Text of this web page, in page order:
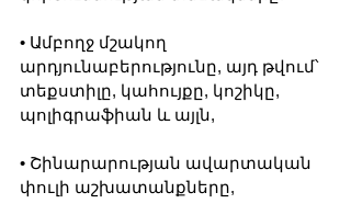
• Ամբողջ մշակող
արդյունաբերությունը, այդ թվում՝
տեքստիլը, կահույքը, կոշիկը,
պոլիգրաֆիան և այլն,
• Շինարարության ավարտական
փուլի աշխատանքները,